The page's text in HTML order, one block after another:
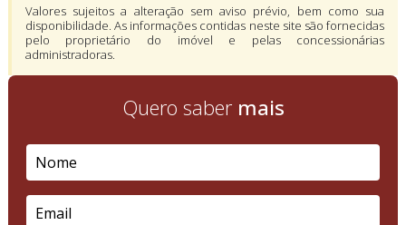
Valores sujeitos a alteração sem aviso prévio, bem como sua
disponibilidade. As informações contidas neste site são fornecidas
pelo proprietário do imóvel e pelas concessionárias
administradoras.
Quero saber